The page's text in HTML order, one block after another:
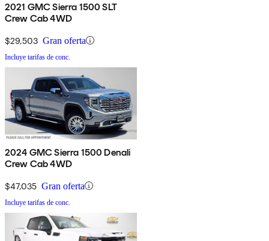
2021 GMC Sierra 1500 SLT
Crew Cab 4WD
$29,503 Gran oferta
Incluye tarifas de conc.
2024 GMC Sierra 1500 Denali
Crew Cab 4WD
$47,035 Gran oferta
Incluye tarifas de conc.